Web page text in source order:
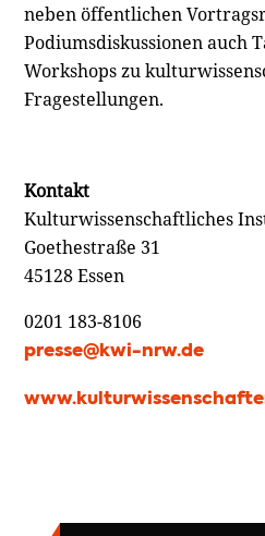
neben öffentlichen
Podiumsdiskussionen auch
Workshops zu
Fragestellungen.
Kontakt
Kulturwissenschaftliches
Goethestraße 31
45128 Essen
0201 183-8106
presse@kwi-nrw.de